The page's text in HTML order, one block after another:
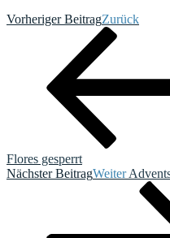
Vorheriger BeitragZurück
Flores gesperrt
Nächster BeitragWeiter